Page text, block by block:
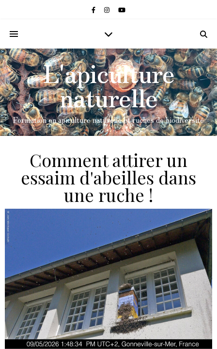
L'apiculture
naturelle
Formation en apiculture naturelle et ruches de biodiversité
Comment attirer un
essaim d'abeilles dans
une ruche !